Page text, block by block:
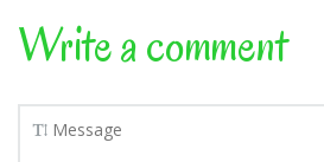
Write a comment